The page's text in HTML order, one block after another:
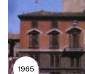
1965